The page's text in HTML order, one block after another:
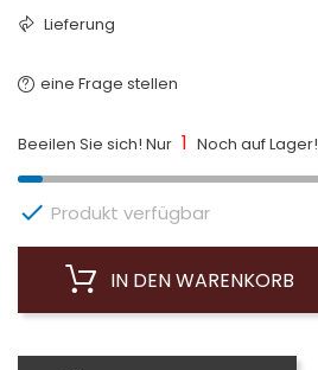
Lieferung
eine Frage stellen
Beeilen Sie sich! Nur 1 Noch auf Lager!
 Produkt verfügbar
IN DEN WARENKORB